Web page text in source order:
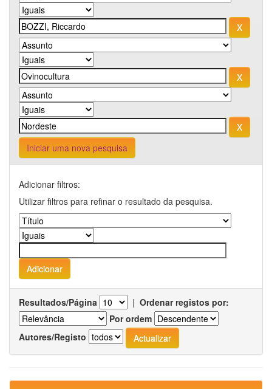
Iniciar uma nova pesquisa
Adicionar filtros:
Utilizar filtros para refinar o resultado da pesquisa.
Resultados/Página | Ordenar registos por:
Por ordem
Autores/Registo